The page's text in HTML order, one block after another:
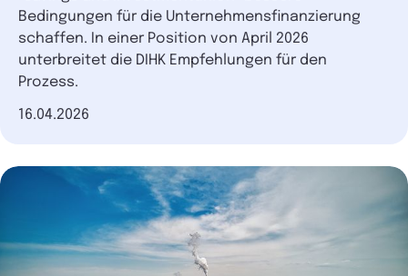
Bedingungen für die Unternehmensfinanzierung
schaffen. In einer Position von April 2026
unterbreitet die DIHK Empfehlungen für den
Prozess.
Datum der Veröffentlichung
16.04.2026